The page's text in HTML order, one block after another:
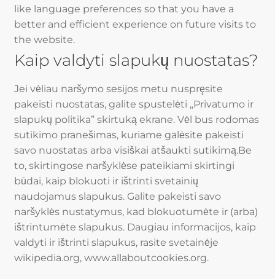
like language preferences so that you have a
better and efficient experience on future visits to
the website.
Kaip valdyti slapukų nuostatas?
Jei vėliau naršymo sesijos metu nuspręsite
pakeisti nuostatas, galite spustelėti „Privatumo ir
slapukų politika” skirtuką ekrane. Vėl bus rodomas
sutikimo pranešimas, kuriame galėsite pakeisti
savo nuostatas arba visiškai atšaukti sutikimą.Be
to, skirtingose naršyklėse pateikiami skirtingi
būdai, kaip blokuoti ir ištrinti svetainių
naudojamus slapukus. Galite pakeisti savo
naršyklės nustatymus, kad blokuotumėte ir (arba)
ištrintumėte slapukus. Daugiau informacijos, kaip
valdyti ir ištrinti slapukus, rasite svetainėje
wikipedia.org, www.allaboutcookies.org.